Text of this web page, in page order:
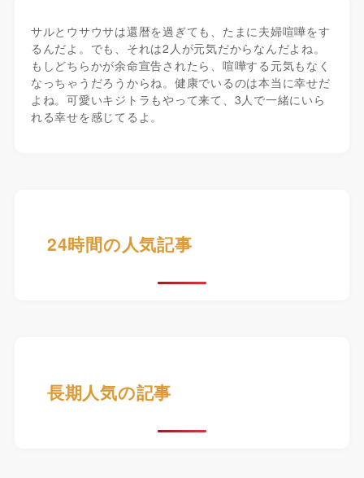
サルとウサウサは還暦を過ぎても、たまに夫婦喧嘩をす
るんだよ。でも、それは2人が元気だからなんだよね。
もしどちらかが余命宣告されたら、喧嘩する元気もなく
なっちゃうだろうからね。健康でいるのは本当に幸せだ
よね。可愛いキジトラもやって来て、3人で一緒にいら
れる幸せを感じてるよ。
24時間の人気記事
長期人気の記事